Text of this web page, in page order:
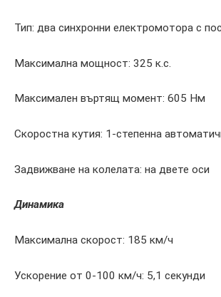
Тип: два синхронни електромотора с
Максимална мощност: 325 к.с.
Максимален въртящ момент: 605 Нм
Скоростна кутия: 1-степенна
Задвижване на колелата: на двете оси
Динамика
Максимална скорост: 185 км/ч
Ускорение от 0-100 км/ч: 5,1 секунди